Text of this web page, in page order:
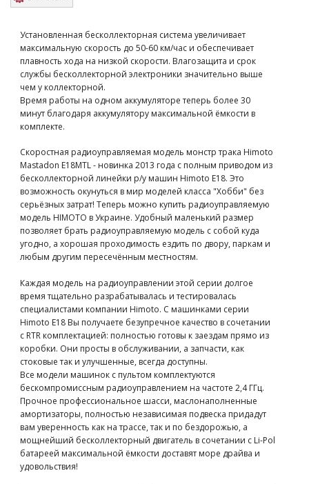
Установленная бесколлекторная система увеличивает
максимальную скорость до 50-60 км/час и обеспечивает
плавность хода на низкой скорости. Влагозащита и срок
службы бесколлекторной электроники значительно выше
чем у коллекторной.
Время работы на одном аккумуляторе теперь более 30
минут благодаря аккумулятору максимальной ёмкости в
комплекте.
Скоростная радиоуправляемая модель монстр трака Himoto
Mastadon E18MTL - новинка 2013 года с полным приводом из
бесколлекторной линейки р/у машин Himoto E18. Это
возможность окунуться в мир моделей класса "Хобби" без
серьёзных затрат! Теперь можно купить радиоуправляемую
модель HIMOTO в Украине. Удобный маленький размер
позволяет брать радиоуправляемую модель с собой куда
угодно, а хорошая проходимость ездить по двору, паркам и
любым другим пересечённым местностям.
Каждая модель на радиоуправлении этой серии долгое
время тщательно разрабатывалась и тестировалась
специалистами компании Himoto. С машинками серии
Himoto E18 Вы получаете безупречное качество в сочетании
с RTR комплектацией: полностью готовы к заездам прямо из
коробки. Они просты в обслуживании, а запчасти, как
стоковые так и улучшенные, всегда доступны.
Все модели машинок с пультом комплектуются
бескомпромиссным радиоуправлением на частоте 2,4 ГГц.
Прочное профессиональное шасси, маслонаполненные
амортизаторы, полностью независимая подвеска придадут
вам уверенность как на трассе, так и по бездорожью, а
мощнейший бесколлекторный двигатель в сочетании с Li-Pol
батареей максимальной ёмкости доставят море драйва и
удовольствия!